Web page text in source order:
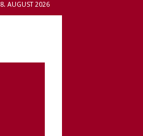
8. AUGUST 2026